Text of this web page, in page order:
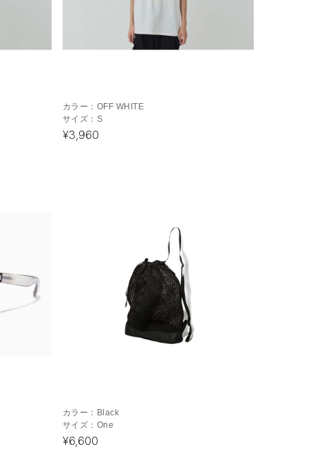
カラー： OFF WHITE
サイズ： S
¥3,960
カラー： Black
サイズ： One
¥6,600